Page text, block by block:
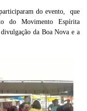
do evento, que
do Movimento Espírita
da Boa Nova e a